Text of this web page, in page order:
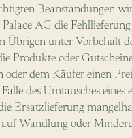
Beanstandungen
AG die Fehllieferung
Übrigen unter Vorbehalt
Produkte oder
oder dem Käufer einen
des Umtausches eines
Ersatzlieferung
Wandlung oder